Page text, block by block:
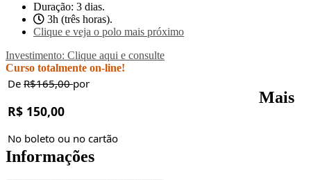
Duração: 3 dias.
3h (três horas).
Clique e veja o polo mais próximo
Investimento: Clique aqui e consulte
Curso totalmente on-line!
De R$165,00por
R$ 150,00
No boleto ou no cartão
Mais
Informações